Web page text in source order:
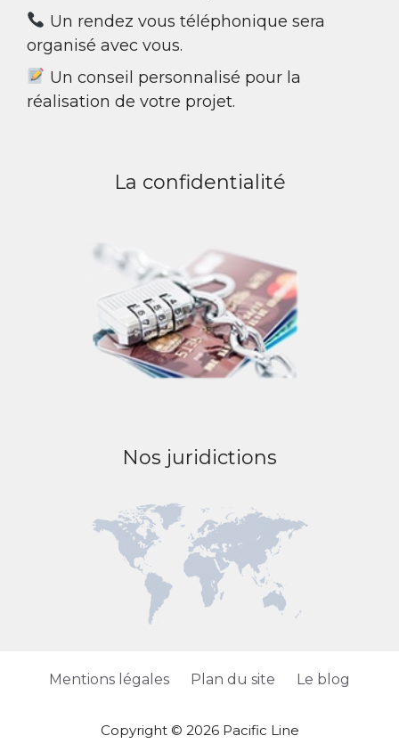
Un rendez vous téléphonique sera
organisé avec vous.
Un conseil personnalisé pour la
réalisation de votre projet.
La confidentialité
Nos juridictions
Mentions légales Plan du site Le blog
Copyright © 2026 Pacific Line